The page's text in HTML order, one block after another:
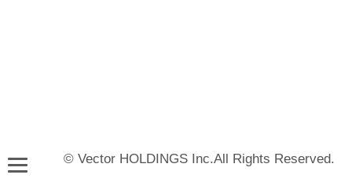
© Vector HOLDINGS Inc.All Rights Reserved.